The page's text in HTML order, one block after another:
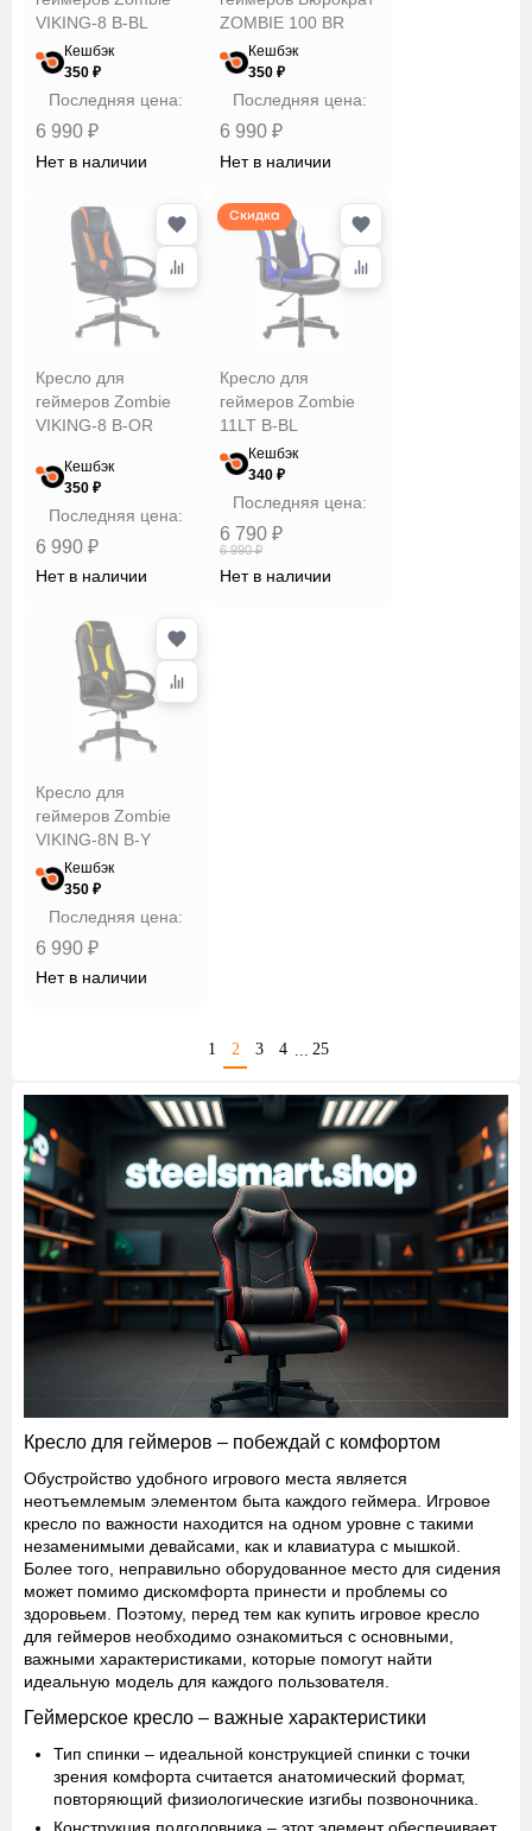
VIKING-8 B-BL
Кешбэк
350 ₽
Последняя цена:
6 990 ₽
Нет в наличии
ZOMBIE 100 BR
Кешбэк
350 ₽
Последняя цена:
6 990 ₽
Нет в наличии
Кресло для
геймеров Zombie
VIKING-8 B-OR
Кешбэк
350 ₽
Последняя цена:
6 990 ₽
Нет в наличии
Скидка
Кресло для
геймеров Zombie
11LT B-BL
Кешбэк
340 ₽
Последняя цена:
6 790 ₽
6 990 ₽
Нет в наличии
Кресло для
геймеров Zombie
VIKING-8N B-Y
Кешбэк
350 ₽
Последняя цена:
6 990 ₽
Нет в наличии
1 2 3 4 ... 25
Кресло для геймеров – побеждай с комфортом
Обустройство удобного игрового места является
неотъемлемым элементом быта каждого геймера. Игровое
кресло по важности находится на одном уровне с такими
незаменимыми девайсами, как и клавиатура с мышкой.
Более того, неправильно оборудованное место для сидения
может помимо дискомфорта принести и проблемы со
здоровьем. Поэтому, перед тем как купить игровое кресло
для геймеров необходимо ознакомиться с основными,
важными характеристиками, которые помогут найти
идеальную модель для каждого пользователя.
Геймерское кресло – важные характеристики
Тип спинки – идеальной конструкцией спинки с точки
зрения комфорта считается анатомический формат,
повторяющий физиологические изгибы позвоночника.